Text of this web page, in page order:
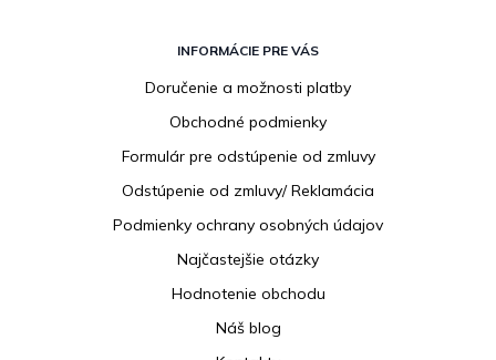
INFORMÁCIE PRE VÁS
Doručenie a možnosti platby
Obchodné podmienky
Formulár pre odstúpenie od zmluvy
Odstúpenie od zmluvy/ Reklamácia
Podmienky ochrany osobných údajov
Najčastejšie otázky
Hodnotenie obchodu
Náš blog